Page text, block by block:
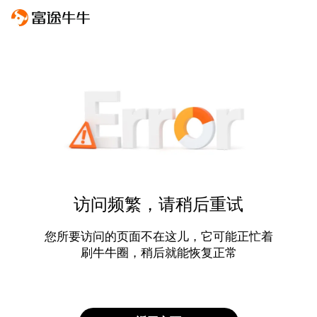
访问频繁，请稍后重试
您所要访问的页面不在这儿，它可能正忙着
刷牛牛圈，稍后就能恢复正常